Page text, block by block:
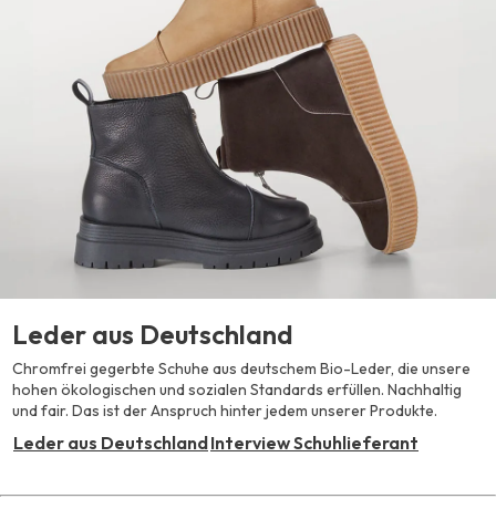
Leder aus Deutschland
Chromfrei gegerbte Schuhe aus deutschem Bio-Leder, die unsere
hohen ökologischen und sozialen Standards erfüllen. Nachhaltig
und fair. Das ist der Anspruch hinter jedem unserer Produkte.
Leder aus DeutschlandInterview Schuhlieferant